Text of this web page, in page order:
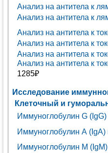
Анализ на антитела к
Анализ на антитела к
Анализ на антитела к
Анализ на антитела к
Анализ на антитела к
Анализ на антитела к
1285₽
Исследование
Клеточный и
Иммуноглобулин G (IgG)
Иммуноглобулин А (IgA)
Иммуноглобулин М (IgM)